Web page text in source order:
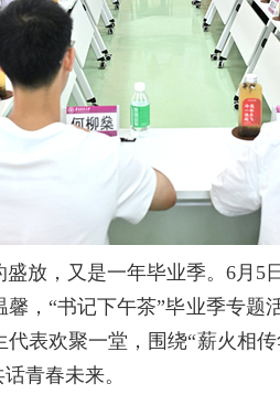
放，又是一年毕业季。6月5
，“书记下午茶”毕业季专题
表欢聚一堂，围绕“薪火相
青春未来。